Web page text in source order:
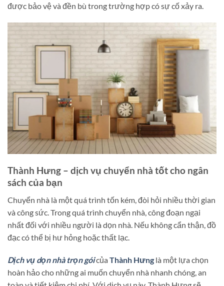
được bảo vệ và đền bù trong trường hợp có sự cố xảy ra.
Thành Hưng – dịch vụ chuyển nhà tốt cho ngân
sách của bạn
Chuyển nhà là một quá trình tốn kém, đòi hỏi nhiều thời gian
và công sức. Trong quá trình chuyển nhà, công đoạn ngại
nhất đối với nhiều người là dọn nhà. Nếu không cẩn thận, đồ
đạc có thể bị hư hỏng hoặc thất lạc.
Dịch vụ dọn nhà trọn góicủa Thành Hưng là một lựa chọn
hoàn hảo cho những ai muốn chuyển nhà nhanh chóng, an